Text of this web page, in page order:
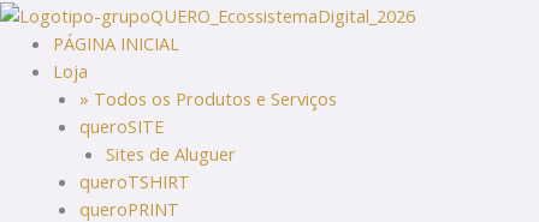
Skip
content
PÁGINA INICIAL
Loja
» Todos os Produtos e Serviços
queroSITE
Sites de Aluguer
queroTSHIRT
queroPRINT